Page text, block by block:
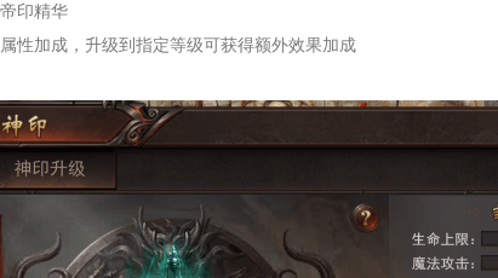
印精华
性加成，升级到指定等级可获得额外效果加成